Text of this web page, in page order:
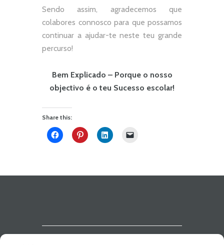
Sendo assim, agradecemos que
colabores connosco para que possamos
continuar a ajudar-te neste teu grande
percurso!
Bem Explicado – Porque o nosso
objectivo é o teu Sucesso escolar!
Share this: